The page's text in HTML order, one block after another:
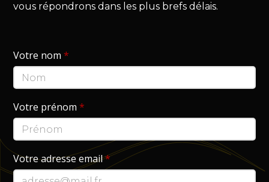
vous répondrons dans les plus brefs délais.
Votre nom*
Votre prénom*
Votre adresse email*